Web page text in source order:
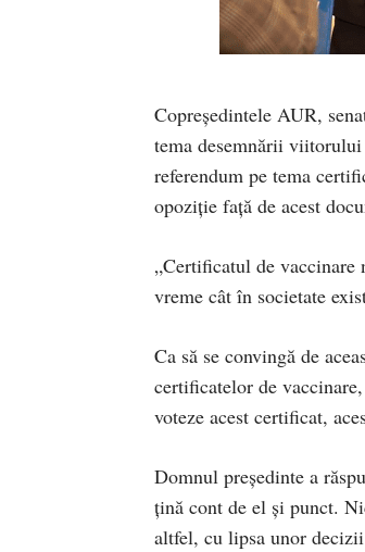
Copreședintele AUR,
tema desemnării
referendum pe tema
opoziție față de acest
„Certificatul de vaccinare
vreme cât în societate
Ca să se convingă de
certificatelor de
voteze acest certificat,
Domnul președinte a
țină cont de el și punct.
altfel, cu lipsa unor